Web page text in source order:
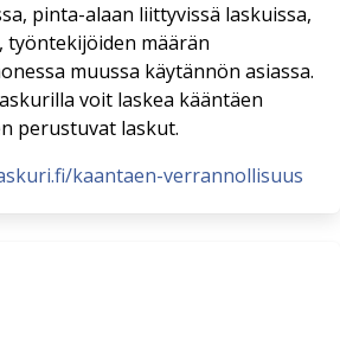
pinta-alaan liittyvissä laskuissa,
työntekijöiden määrän
muussa käytännön asiassa.
voit laskea kääntäen
perustuvat laskut.
kaantaen-verrannollisuus